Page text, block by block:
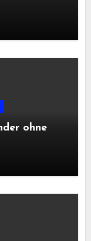
ohne